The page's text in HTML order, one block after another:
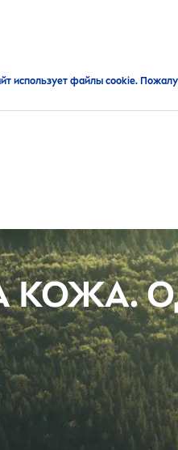
использует файлы cookie.
КОЖА.